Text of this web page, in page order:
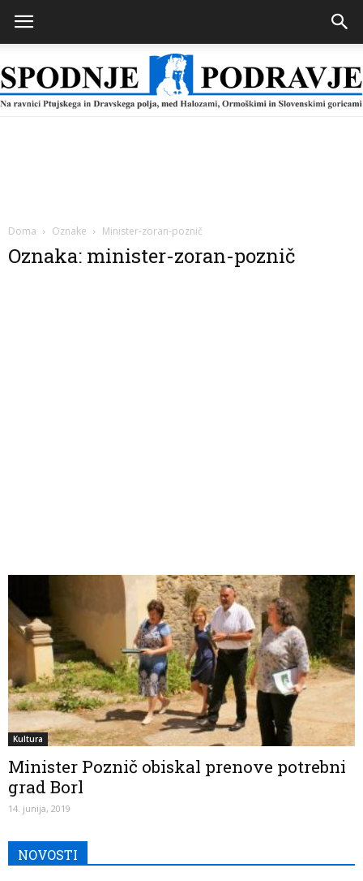
Doma Oznake Minister-zoran-poznič
Oznaka: minister-zoran-poznič
Kultura
Minister Poznič obiskal prenove potrebni
grad Borl
14. junija, 2019
NOVOSTI